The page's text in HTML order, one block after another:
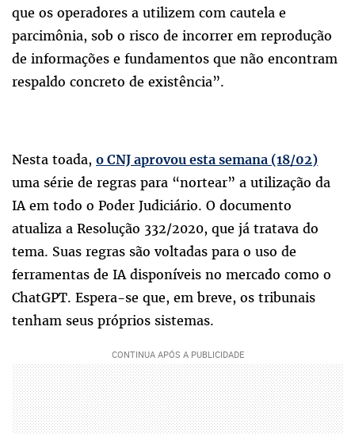
que os operadores a utilizem com cautela e
parcimônia, sob o risco de incorrer em reprodução
de informações e fundamentos que não encontram
respaldo concreto de existência”.
Nesta toada, o CNJ aprovou esta semana (18/02)
uma série de regras para “nortear” a utilização da
IA em todo o Poder Judiciário. O documento
atualiza a Resolução 332/2020, que já tratava do
tema. Suas regras são voltadas para o uso de
ferramentas de IA disponíveis no mercado como o
ChatGPT. Espera-se que, em breve, os tribunais
tenham seus próprios sistemas.